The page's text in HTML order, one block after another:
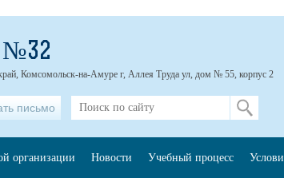
№32
Комсомольск-на-Амуре г, Аллея Труда ул, дом № 55, корпус 2
письмо
организации Новости Учебный процесс